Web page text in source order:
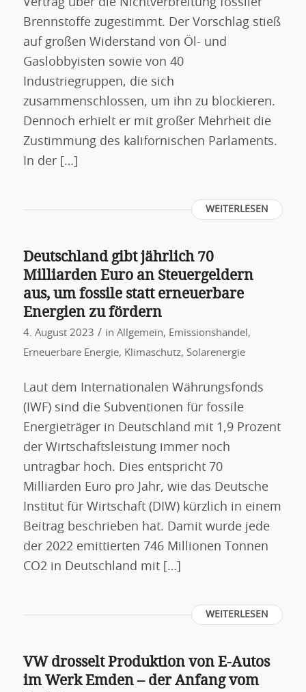
Vertrag über die Nichtverbreitung fossiler
Brennstoffe zugestimmt. Der Vorschlag stieß
auf großen Widerstand von Öl- und
Gaslobbyisten sowie von 40
Industriegruppen, die sich
zusammenschlossen, um ihn zu blockieren.
Dennoch erhielt er mit großer Mehrheit die
Zustimmung des kalifornischen Parlaments.
In der […]
WEITERLESEN
Deutschland gibt jährlich 70
Milliarden Euro an Steuergeldern
aus, um fossile statt erneuerbare
Energien zu fördern
4. August 2023 / in Allgemein, Emissionshandel ,
Erneuerbare Energie, Klimaschutz, Solarenergie
Laut dem Internationalen Währungsfonds
(IWF) sind die Subventionen für fossile
Energieträger in Deutschland mit 1,9 Prozent
der Wirtschaftsleistung immer noch
untragbar hoch. Dies entspricht 70
Milliarden Euro pro Jahr, wie das Deutsche
Institut für Wirtschaft (DIW) kürzlich in einem
Beitrag beschrieben hat. Damit wurde jede
der 2022 emittierten 746 Millionen Tonnen
CO2 in Deutschland mit […]
WEITERLESEN
VW drosselt Produktion von E-Autos
im Werk Emden – der Anfang vom